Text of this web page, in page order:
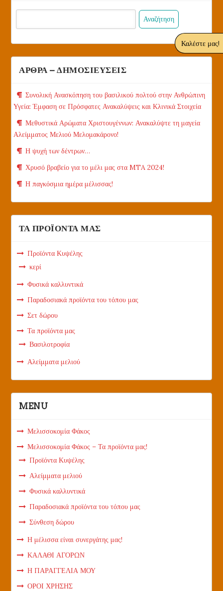
Αναζήτηση
ΑΡΘΡΑ – ΔΗΜΟΣΙΕΥΣΕΙΣ
Συνολική Ανασκόπηση του βασιλικού πολτού στην Ανθρώπινη
Υγεία: Έμφαση σε Πρόσφατες Ανακαλύψεις και Κλινικά Στοιχεία
Μεθυστικά Αρώματα Χριστουγέννων: Ανακαλύψτε τη μαγεία
Αλείμματος Μελιού Μελομακάρονο!
Η ψυχή των δέντρων…
Χρυσό βραβείο για το μέλι μας στα MTA 2024!
Η παγκόσμια ημέρα μέλισσας!
ΤΑ ΠΡΟΪΟΝΤΑ ΜΑΣ
Προϊόντα Κυψέλης
κερί
Φυσικά καλλυντικά
Παραδοσιακά προϊόντα του τόπου μας
Σετ δώρου
Τα προϊόντα μας
Βασιλοτροφία
Αλείμματα μελιού
MENU
Μελισσοκομία Φάκος
Μελισσοκομία Φάκος – Τα προϊόντα μας!
Προϊόντα Κυψέλης
Αλείμματα μελιού
Φυσικά καλλυντικά
Παραδοσιακά προϊόντα του τόπου μας
Σύνθεση δώρου
Η μέλισσα είναι συνεργάτης μας!
ΚΑΛΑΘΙ ΑΓΟΡΩΝ
Η ΠΑΡΑΓΓΕΛΙΑ ΜΟΥ
ΟΡΟΙ ΧΡΗΣΗΣ
Καλέστε μας!